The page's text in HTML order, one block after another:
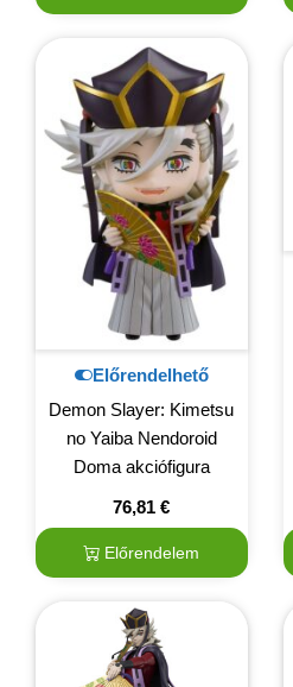
Előrendelhető
Demon Slayer: Kimetsu
no Yaiba Nendoroid
Doma akciófigura
76,81€
Előrendelem